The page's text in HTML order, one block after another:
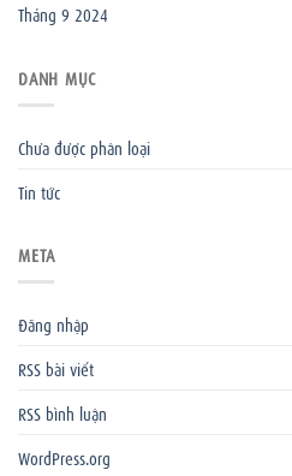
Tháng 9 2024
DANH MỤC
Chưa được phân loại
Tin tức
META
Đăng nhập
RSS bài viết
RSS bình luận
WordPress.org